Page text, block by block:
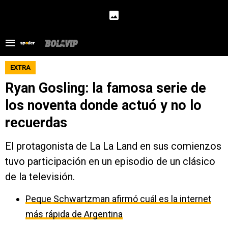
EXTRA
Ryan Gosling: la famosa serie de
los noventa donde actuó y no lo
recuerdas
El protagonista de La La Land en sus comienzos
tuvo participación en un episodio de un clásico
de la televisión.
Peque Schwartzman afirmó cuál es la internet
más rápida de Argentina